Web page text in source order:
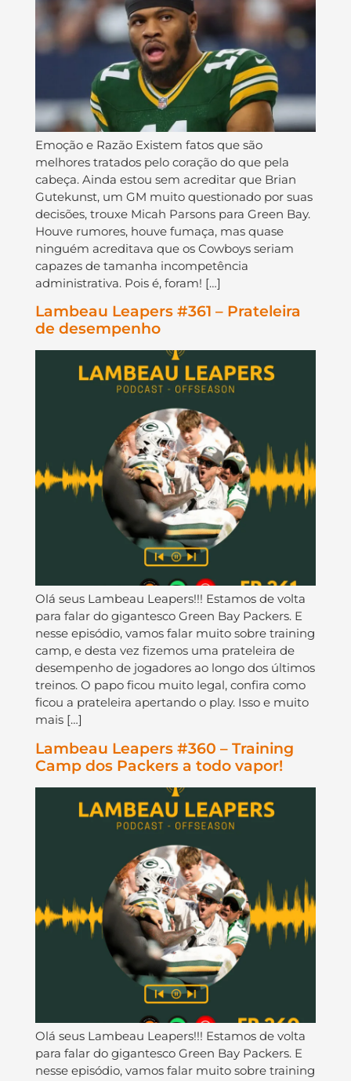
Emoção e Razão Existem fatos que são
melhores tratados pelo coração do que pela
cabeça. Ainda estou sem acreditar que Brian
Gutekunst, um GM muito questionado por suas
decisões, trouxe Micah Parsons para Green Bay.
Houve rumores, houve fumaça, mas quase
ninguém acreditava que os Cowboys seriam
capazes de tamanha incompetência
administrativa. Pois é, foram! […]
Lambeau Leapers #361 – Prateleira
de desempenho
Olá seus Lambeau Leapers!!! Estamos de volta
para falar do gigantesco Green Bay Packers. E
nesse episódio, vamos falar muito sobre training
camp, e desta vez fizemos uma prateleira de
desempenho de jogadores ao longo dos últimos
treinos. O papo ficou muito legal, confira como
ficou a prateleira apertando o play. Isso e muito
mais […]
Lambeau Leapers #360 – Training
Camp dos Packers a todo vapor!
Olá seus Lambeau Leapers!!! Estamos de volta
para falar do gigantesco Green Bay Packers. E
nesse episódio, vamos falar muito sobre training